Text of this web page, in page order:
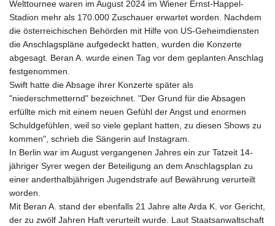
Welttournee waren im August 2024 im Wiener Ernst-Happel-
Stadion mehr als 170.000 Zuschauer erwartet worden. Nachdem
die österreichischen Behörden mit Hilfe von US-Geheimdiensten
die Anschlagspläne aufgedeckt hatten, wurden die Konzerte
abgesagt. Beran A. wurde einen Tag vor dem geplanten Anschlag
festgenommen.
Swift hatte die Absage ihrer Konzerte später als
"niederschmetternd" bezeichnet. "Der Grund für die Absagen
erfüllte mich mit einem neuen Gefühl der Angst und enormen
Schuldgefühlen, weil so viele geplant hatten, zu diesen Shows zu
kommen", schrieb die Sängerin auf Instagram.
In Berlin war im August vergangenen Jahres ein zur Tatzeit 14-
jähriger Syrer wegen der Beteiligung an dem Anschlagsplan zu
einer anderthalbjährigen Jugendstrafe auf Bewährung verurteilt
worden.
Mit Beran A. stand der ebenfalls 21 Jahre alte Arda K. vor Gericht,
der zu zwölf Jahren Haft verurteilt wurde. Laut Staatsanwaltschaft